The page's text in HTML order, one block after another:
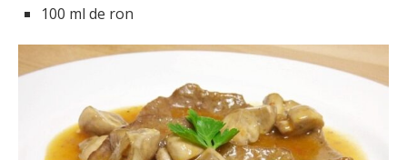
100 ml de ron